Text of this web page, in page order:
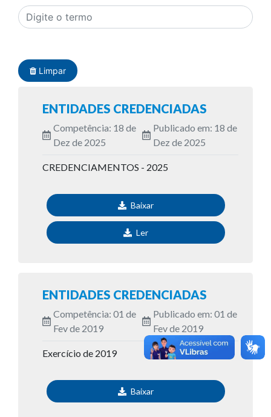
Limpar
ENTIDADES CREDENCIADAS
Competência: 18 de
Dez de 2025
Publicado em: 18 de
Dez de 2025
CREDENCIAMENTOS - 2025
Baixar
Ler
ENTIDADES CREDENCIADAS
Competência: 01 de
Fev de 2019
Publicado em: 01 de
Fev de 2019
Exercício de 2019
Baixar